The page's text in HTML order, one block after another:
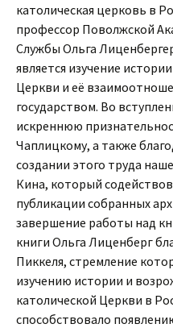
католическая церковь в
профессор Поволжской
Службы Ольга
является изучение
Церкви и её
государством. Во
искреннюю
Чаплицкому, а также
создании этого труда
Кина, который
публикации собранных
завершение работы над
книги Ольга Лиценберг
Пиккеля, стремление
изучению истории и
католической Церкви в
способствовало